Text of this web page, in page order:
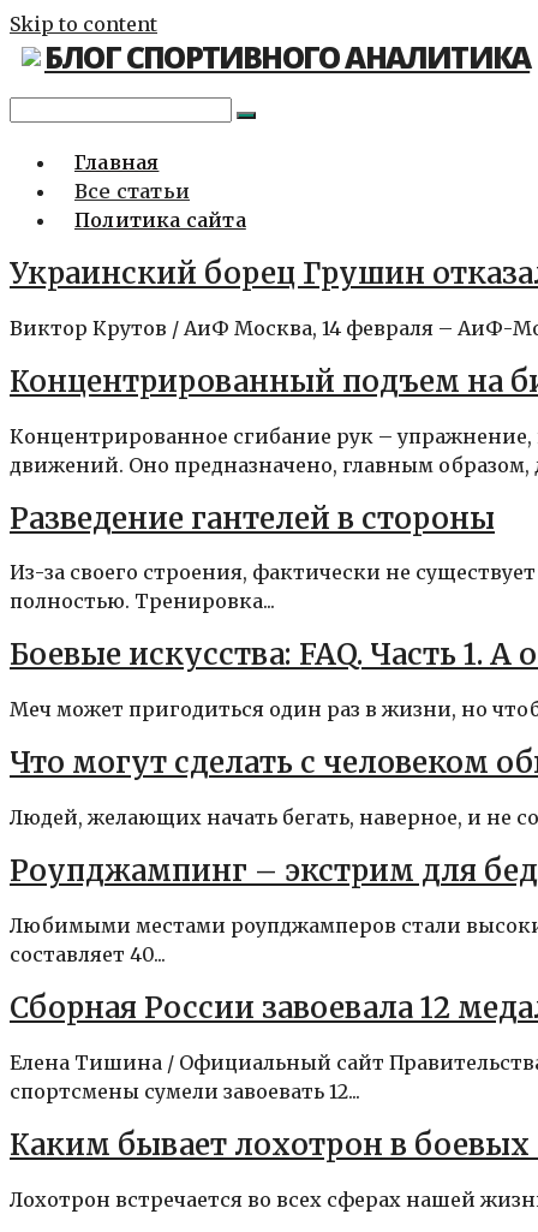
Skip to content
БЛОГ СПОРТИВНОГО АНАЛИТИКА
Главная
Все статьи
Политика сайта
Украинский борец Грушин
Виктор Крутов / АиФ Москва, 14 февраля – АиФ-
Концентрированный подъем на
Концентрированное сгибание рук – упражнение,
движений. Оно предназначено, главным образом,
Разведение гантелей в стороны
Из-за своего строения, фактически не
полностью. Тренировка...
Боевые искусства: FAQ. Часть 1. А
Меч может пригодиться один раз в жизни, но
Что могут сделать с человеком
Людей, желающих начать бегать, наверное, и не
Роупджампинг – экстрим для
Любимыми местами роупджамперов стали
составляет 40...
Сборная России завоевала 12
Елена Тишина / Официальный сайт
спортсмены сумели завоевать 12...
Каким бывает лохотрон в боевых
Лохотрон встречается во всех сферах нашей